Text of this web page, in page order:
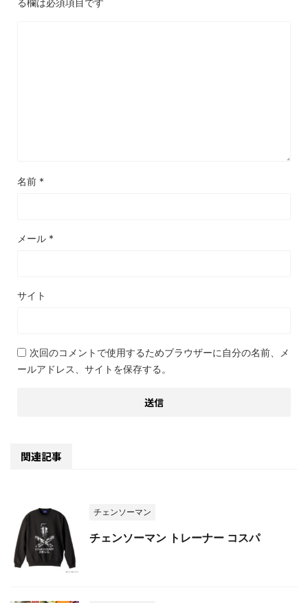
る欄は必須項目です
名前 *
メール *
サイト
次回のコメントで使用するためブラウザーに自分の名前、メ
ールアドレス、サイトを保存する。
関連記事
チェンソーマン
チェンソーマン トレーナー コスパ